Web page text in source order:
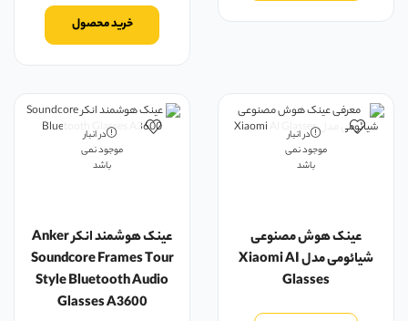
خرید محصول
در انبار
موجود نمی
باشد
عینک هوش مصنوعی
شیائومی مدل Xiaomi AI
Glasses
در انبار
موجود نمی
باشد
عینک هوشمند انکر Anker
Soundcore Frames Tour
Style Bluetooth Audio
Glasses A3600